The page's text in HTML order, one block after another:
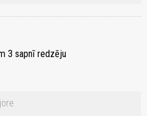
3 sapnī redzēju